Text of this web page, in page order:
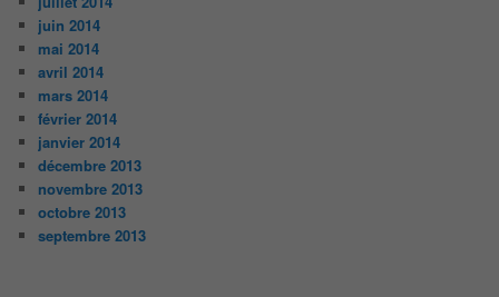
juin 2014
mai 2014
avril 2014
mars 2014
février 2014
janvier 2014
décembre 2013
novembre 2013
octobre 2013
septembre 2013